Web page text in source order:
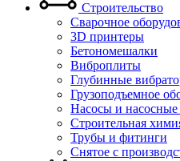
Строительство
Сварочное
3D принтеры
Бетономешалки
Виброплиты
Глубинные
Грузоподъемное
Насосы и насосные
Строительная
Трубы и фитинги
Снятое с